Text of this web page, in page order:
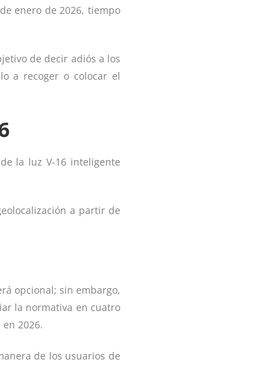
enero de 2026, tiempo
de decir adiós a los
a recoger o colocar el
la luz V-16 inteligente
a partir de
opcional; sin embargo,
la normativa en cuatro
2026.
de los usuarios de